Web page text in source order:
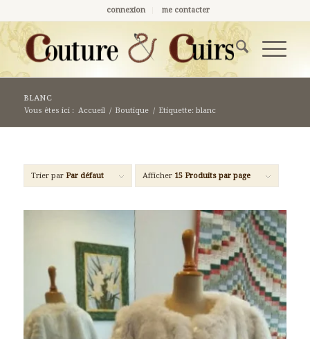
connexion me contacter
blanc
Vous êtes ici : Accueil / Boutique / Etiquette: blanc
Trier par Par défaut Afficher 15 Produits par page